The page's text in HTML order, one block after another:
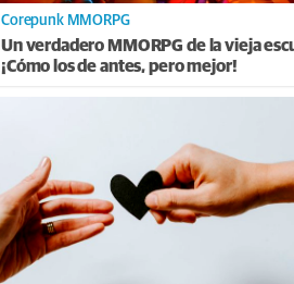
Corepunk MMORPG
Un verdadero MMORPG de la vieja
¡Cómo los de antes, pero mejor!